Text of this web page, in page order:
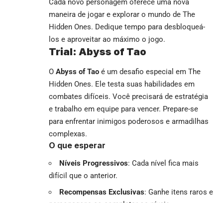
Cada novo personagem oferece uma nova
maneira de jogar e explorar o mundo de The
Hidden Ones. Dedique tempo para desbloqueá-
los e aproveitar ao máximo o jogo.
Trial: Abyss of Tao
O Abyss of Tao é um desafio especial em The
Hidden Ones. Ele testa suas habilidades em
combates difíceis. Você precisará de estratégia
e trabalho em equipe para vencer. Prepare-se
para enfrentar inimigos poderosos e armadilhas
complexas.
O que esperar
Níveis Progressivos: Cada nível fica mais
difícil que o anterior.
Recompensas Exclusivas: Ganhe itens raros e